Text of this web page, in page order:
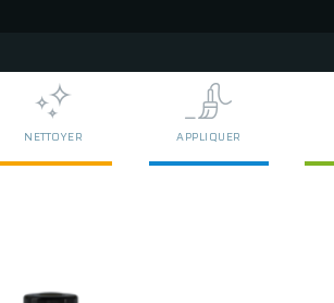
NETTOYER APPLIQUER